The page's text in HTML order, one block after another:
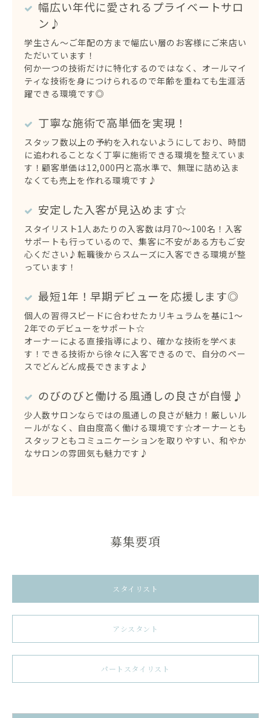
幅広い年代に愛されるプライベートサロ
ン♪
学生さん〜ご年配の方まで幅広い層のお客様にご来店い
ただいています！
​​​​​​​何か一つの技術だけに特化するのではなく、オールマイ
ティな技術を身につけられるので年齢を重ねても生涯活
躍できる環境です◎
丁寧な施術で高単価を実現！
スタッフ数以上の予約を入れないようにしており、時間
に追われることなく丁寧に施術できる環境を整えていま
す！顧客単価は12,000円と高水準で、無理に詰め込ま
なくても売上を作れる環境です♪
安定した入客が見込めます☆
スタイリスト1人あたりの入客数は月70〜100名！入客
サポートも行っているので、集客に不安がある方もご安
心ください♪転職後からスムーズに入客できる環境が整
っています！
最短1年！早期デビューを応援します◎
個人の習得スピードに合わせたカリキュラムを基に1〜
2年でのデビューをサポート☆
オーナーによる直接指導により、確かな技術を学べま
す！できる技術から徐々に入客できるので、自分のペー
スでどんどん成長できますよ♪
のびのびと働ける風通しの良さが自慢♪
少人数サロンならではの風通しの良さが魅力！厳しいル
ールがなく、自由度高く働ける環境です☆オーナーとも
スタッフともコミュニケーションを取りやすい、和やか
なサロンの雰囲気も魅力です♪
募集要項
スタイリスト
アシスタント
パートスタイリスト